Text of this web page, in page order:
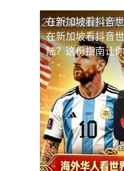
在新加坡看抖音
在新加坡看抖音
陆？这份指南让